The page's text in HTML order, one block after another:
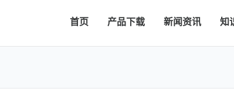
首页 产品下载 新闻资讯 知